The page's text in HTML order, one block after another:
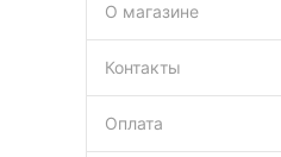
О магазине
Контакты
Оплата